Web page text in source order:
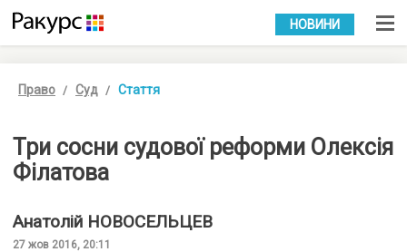
УКР РУС
НОВИНИ
Право Суд Стаття
Три сосни судової реформи Олексія
Філатова
Анатолій НОВОСЕЛЬЦЕВ
27 жов 2016, 20:11